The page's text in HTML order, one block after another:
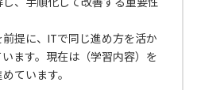
提に、ITで同じ進め方を活か
ます。現在は（学習内容）を
ています。